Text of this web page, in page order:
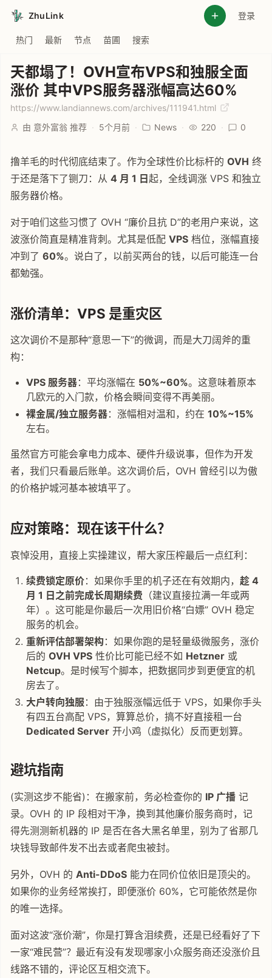
ZhuLink 登录
热门 最新 节点 苗圃 搜索
天都塌了！OVH宣布VPS和独服全面
涨价 其中VPS服务器涨幅高达60%
https://www.landiannews.com/archives/111941.html
由 意外富翁 推荐 · 5个月前 · News · 220 · 0
撸羊毛的时代彻底结束了。作为全球性价比标杆的 OVH 终
于还是落下了铡刀：从 4 月 1 日 起，全线调涨 VPS 和独立
服务器价格。
对于咱们这些习惯了 OVH “廉价且抗 D”的老用户来说，这
波涨价简直是精准背刺。尤其是低配 VPS 档位，涨幅直接
冲到了 60%。说白了，以前买两台的钱，以后可能连一台
都勉强。
涨价清单：VPS 是重灾区
这次调价不是那种“意思一下”的微调，而是大刀阔斧的重
构：
VPS 服务器：平均涨幅在 50%~60%。这意味着原本
几欧元的入门款，价格会瞬间变得不再美丽。
裸金属/独立服务器：涨幅相对温和，约在 10%~15%
左右。
虽然官方可能会拿电力成本、硬件升级说事，但作为开发
者，我们只看最后账单。这次调价后，OVH 曾经引以为傲
的价格护城河基本被填平了。
应对策略：现在该干什么？
哀悼没用，直接上实操建议，帮大家压榨最后一点红利：
续费锁定原价：如果你手里的机子还在有效期内， 趁 4
月 1 日之前完成长周期续费 （建议直接拉满一年或两
年）。这可能是你最后一次用旧价格“白嫖” OVH 稳定
服务的机会。
重新评估部署架构：如果你跑的是轻量级微服务，涨价
后的 OVH VPS性价比可能已经不如 Hetzner或
Netcup。是时候写个脚本，把数据同步到更便宜的机
房去了。
大户转向独服：由于独服涨幅远低于 VPS，如果你手头
有四五台高配 VPS，算算总价，搞不好直接租一台
Dedicated Server开小鸡（虚拟化）反而更划算。
避坑指南
(实测这步不能省)：在搬家前，务必检查你的 IP 广播 记
录。OVH 的 IP 段相对干净，换到其他廉价服务商时，记
得先测测新机器的 IP 是否在各大黑名单里，别为了省那几
块钱导致邮件发不出去或者爬虫被封。
另外，OVH 的 Anti-DDoS 能力在同价位依旧是顶尖的。
如果你的业务经常挨打，即便涨价 60%，它可能依然是你
的唯一选择。
面对这波“涨价潮”，你是打算含泪续费，还是已经看好了下
一家“难民营”？最近有没有发现哪家小众服务商还没涨价且
线路不错的，评论区互相交流下。